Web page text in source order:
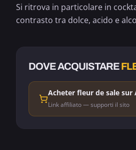
Si ritrova in particolare in
contrasto tra dolce, acido e
DOVE ACQUISTARE
Acheter fleur de sale sur
Link affiliato — supporti il sito